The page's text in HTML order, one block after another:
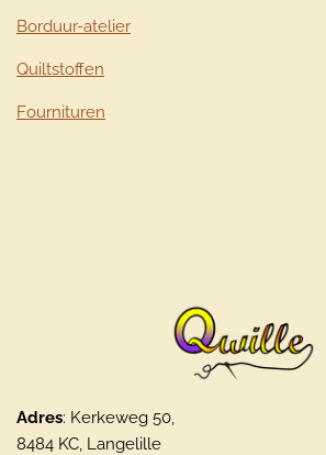
Borduur-atelier
Quiltstoffen
Fournituren
Adres: Kerkeweg 50,
8484 KC, Langelille